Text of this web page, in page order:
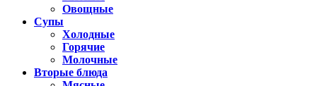
Овощные
Супы
Холодные
Горячие
Молочные
Вторые блюда